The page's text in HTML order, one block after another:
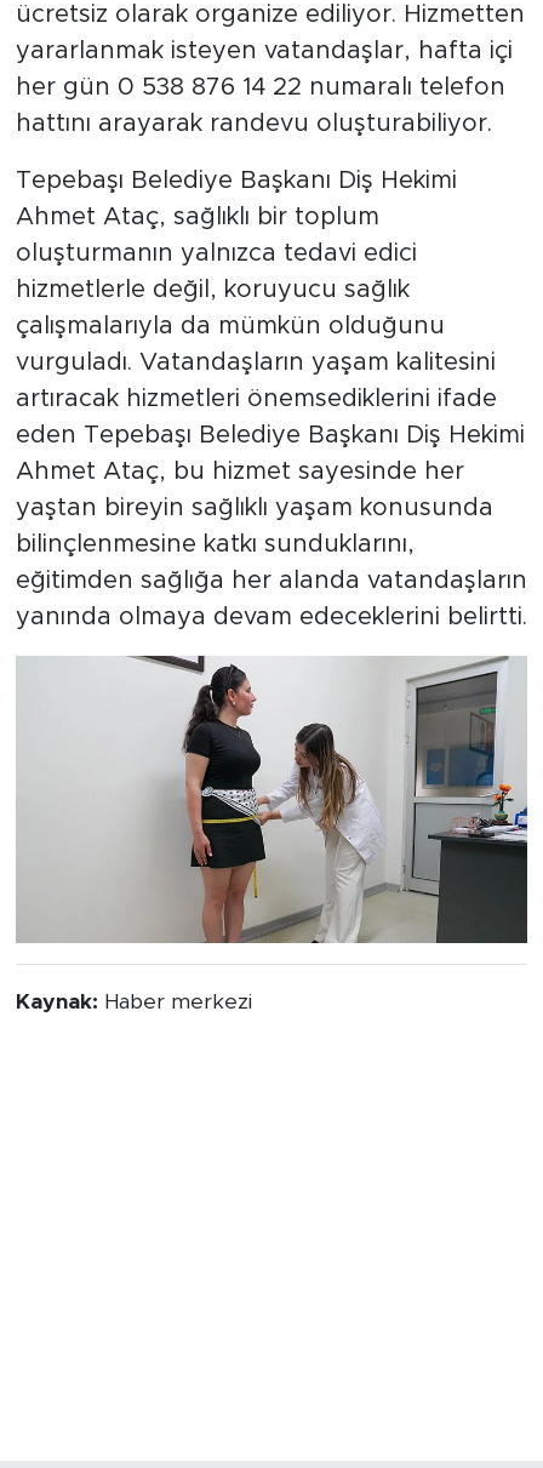
ücretsiz olarak organize ediliyor. Hizmetten
yararlanmak isteyen vatandaşlar, hafta içi
her gün 0 538 876 14 22 numaralı telefon
hattını arayarak randevu oluşturabiliyor.
Tepebaşı Belediye Başkanı Diş Hekimi
Ahmet Ataç, sağlıklı bir toplum
oluşturmanın yalnızca tedavi edici
hizmetlerle değil, koruyucu sağlık
çalışmalarıyla da mümkün olduğunu
vurguladı. Vatandaşların yaşam kalitesini
artıracak hizmetleri önemsediklerini ifade
eden Tepebaşı Belediye Başkanı Diş Hekimi
Ahmet Ataç, bu hizmet sayesinde her
yaştan bireyin sağlıklı yaşam konusunda
bilinçlenmesine katkı sunduklarını,
eğitimden sağlığa her alanda vatandaşların
yanında olmaya devam edeceklerini belirtti.
Kaynak: Haber merkezi